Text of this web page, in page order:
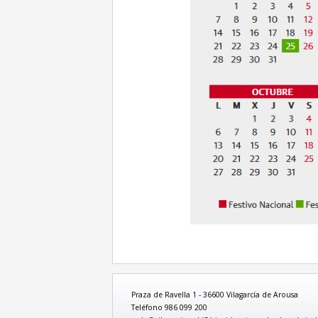
Praza de Ravella 1 - 36600 Vilagarcía de Arousa
Teléfono 986 099 200